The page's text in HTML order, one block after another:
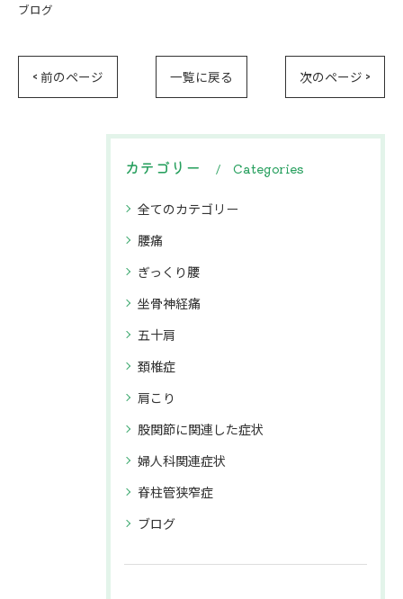
ブログ
< 前のページ 一覧に戻る 次のページ >
カテゴリー Categories
全てのカテゴリー
腰痛
ぎっくり腰
坐骨神経痛
五十肩
頚椎症
肩こり
股関節に関連した症状
婦人科関連症状
脊柱管狭窄症
ブログ